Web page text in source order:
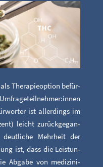
The­ra­pie­op­ti­on befür­
ist aller­dings im
leicht zurück­ge­gan­
Mehr­heit der
ist, dass die Leis­tun­
Abga­be von medi­zi­ni­